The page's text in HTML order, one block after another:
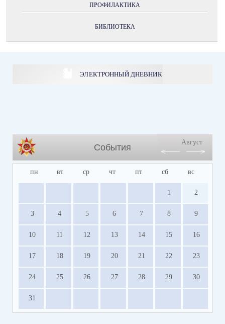
ПРОФИЛАКТИКА
БИБЛИОТЕКА
ЭЛЕКТРОННЫЙ ДНЕВНИК
События
Август
пн вт ср чт пт сб вс
1 2
3 4 5 6 7 8 9
10 11 12 13 14 15 16
17 18 19 20 21 22 23
24 25 26 27 28 29 30
31